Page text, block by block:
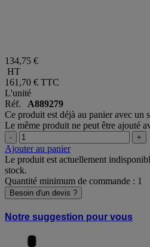
134,75 €
HT
161,70 € TTC
L'unité
Réf. A889279
Ce produit est déjà au panier avec un
Le même produit ne peut être ajouté
- +
Ajouter au panier
Le produit est actuellement
stock.
Quantité minimum de commande : 1
Besoin d'un devis ?
Notre suggestion pour vous